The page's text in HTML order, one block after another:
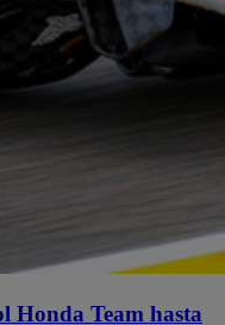
Honda Team hasta